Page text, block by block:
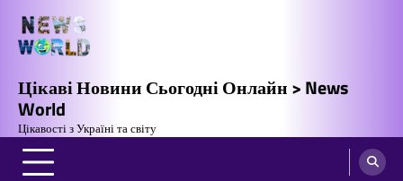
вмісту
Цікаві Новини Сьогодні Онлайн > News
World
Цікавості з Україні та світу